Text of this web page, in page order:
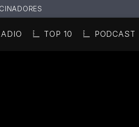
TOP 10 PODCAST